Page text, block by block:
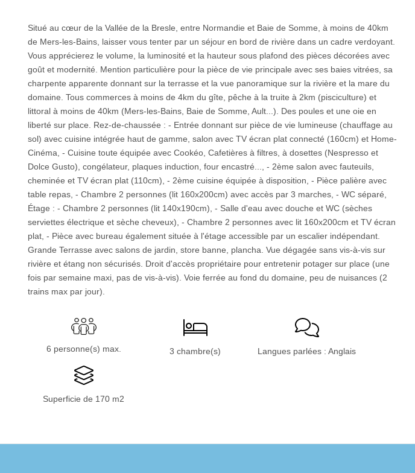
Situé au cœur de la Vallée de la Bresle, entre Normandie et Baie de Somme, à moins de 40km
de Mers-les-Bains, laisser vous tenter par un séjour en bord de rivière dans un cadre verdoyant.
Vous apprécierez le volume, la luminosité et la hauteur sous plafond des pièces décorées avec
goût et modernité. Mention particulière pour la pièce de vie principale avec ses baies vitrées, sa
charpente apparente donnant sur la terrasse et la vue panoramique sur la rivière et la mare du
domaine. Tous commerces à moins de 4km du gîte, pêche à la truite à 2km (pisciculture) et
littoral à moins de 40km (Mers-les-Bains, Baie de Somme, Ault...). Des poules et une oie en
liberté sur place. Rez-de-chaussée : - Entrée donnant sur pièce de vie lumineuse (chauffage au
sol) avec cuisine intégrée haut de gamme, salon avec TV écran plat connecté (160cm) et Home-
Cinéma, - Cuisine toute équipée avec Cookéo, Cafetières à filtres, à dosettes (Nespresso et
Dolce Gusto), congélateur, plaques induction, four encastré..., - 2ème salon avec fauteuils,
cheminée et TV écran plat (110cm), - 2ème cuisine équipée à disposition, - Pièce palière avec
table repas, - Chambre 2 personnes (lit 160x200cm) avec accès par 3 marches, - WC séparé,
Étage : - Chambre 2 personnes (lit 140x190cm), - Salle d'eau avec douche et WC (sèches
serviettes électrique et sèche cheveux), - Chambre 2 personnes avec lit 160x200cm et TV écran
plat, - Pièce avec bureau également située à l'étage accessible par un escalier indépendant.
Grande Terrasse avec salons de jardin, store banne, plancha. Vue dégagée sans vis-à-vis sur
rivière et étang non sécurisés. Droit d'accès propriétaire pour entretenir potager sur place (une
fois par semaine maxi, pas de vis-à-vis). Voie ferrée au fond du domaine, peu de nuisances (2
trains max par jour).
6 personne(s) max. 3 chambre(s) Langues parlées : Anglais
Superficie de 170 m2